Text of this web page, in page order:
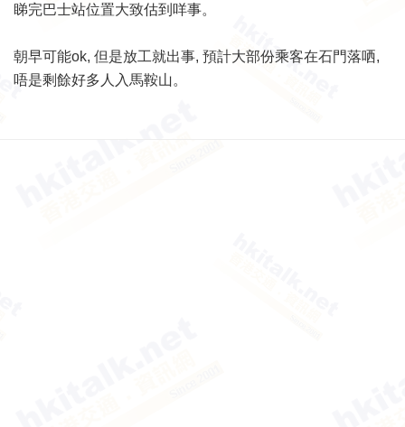
睇完巴士站位置大致估到咩事。
朝早可能ok, 但是放工就出事, 預計大部份乘客在石門落哂,
唔是剩餘好多人入馬鞍山。